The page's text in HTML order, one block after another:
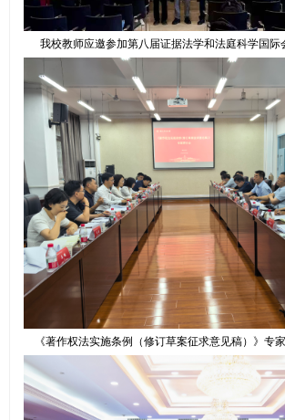
我校教师应邀参加第八届证据法学和法庭科学国际
《著作权法实施条例（修订草案征求意见稿）》专